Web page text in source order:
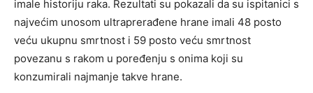
imale historiju raka. Rezultati su pokazali da su ispitanici s
najvećim unosom ultraprerađene hrane imali 48 posto
veću ukupnu smrtnost i 59 posto veću smrtnost
povezanu s rakom u poređenju s onima koji su
konzumirali najmanje takve hrane.